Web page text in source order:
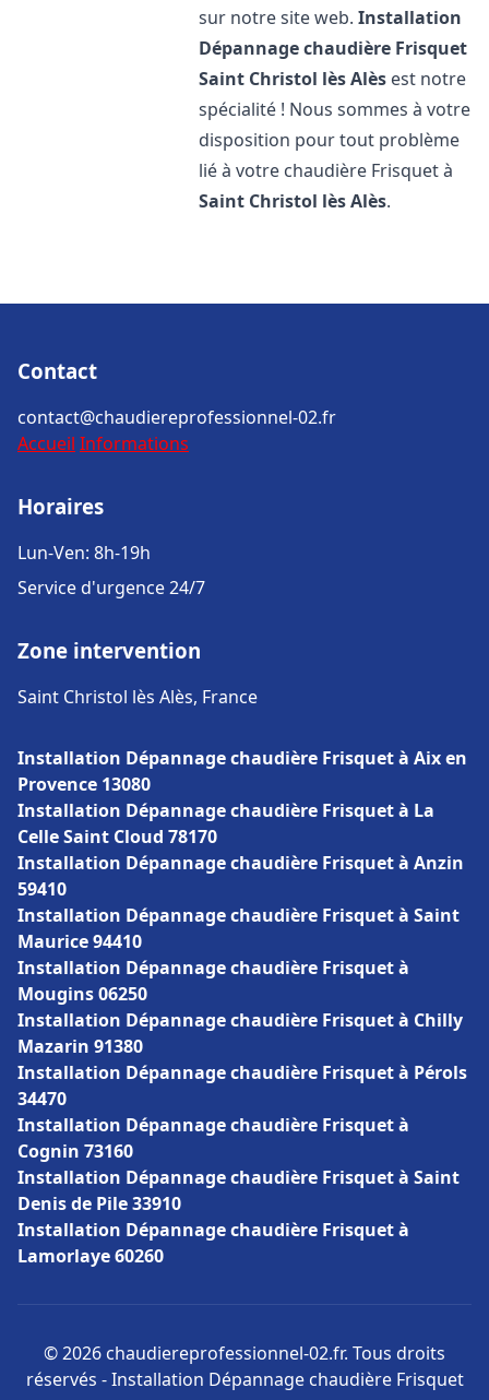
sur notre site web.Installation
Dépannage chaudière Frisquet
Saint Christol lès Alès est notre
spécialité ! Nous sommes à votre
disposition pour tout problème
lié à votre chaudière Frisquet à
Saint Christol lès Alès.
Contact
contact@chaudiereprofessionnel-02.fr
Accueil Informations
Horaires
Lun-Ven: 8h-19h
Service d'urgence 24/7
Zone intervention
Saint Christol lès Alès, France
Installation Dépannage chaudière Frisquet à Aix en
Provence 13080
Installation Dépannage chaudière Frisquet à La
Celle Saint Cloud 78170
Installation Dépannage chaudière Frisquet à Anzin
59410
Installation Dépannage chaudière Frisquet à Saint
Maurice 94410
Installation Dépannage chaudière Frisquet à
Mougins 06250
Installation Dépannage chaudière Frisquet à Chilly
Mazarin 91380
Installation Dépannage chaudière Frisquet à Pérols
34470
Installation Dépannage chaudière Frisquet à
Cognin 73160
Installation Dépannage chaudière Frisquet à Saint
Denis de Pile 33910
Installation Dépannage chaudière Frisquet à
Lamorlaye 60260
© 2026 chaudiereprofessionnel-02.fr. Tous droits
réservés - Installation Dépannage chaudière Frisquet